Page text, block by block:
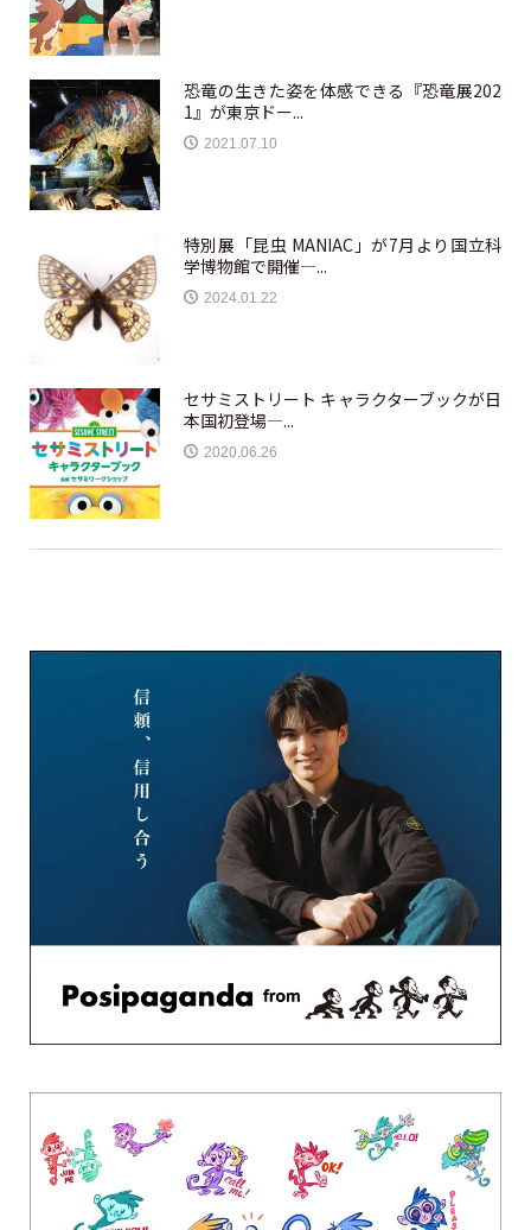
恐竜の生きた姿を体感できる『恐竜展202
1』が東京ドー...
2021.07.10
特別展「昆虫 MANIAC」が7月より国立科
学博物館で開催—...
2024.01.22
セサミストリート キャラクターブックが日
本国初登場—...
2020.06.26